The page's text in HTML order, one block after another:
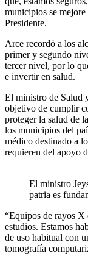
municipios se
Presidente.
Arce recordó a los
primer y segundo
tercer nivel, por lo
e invertir en salud.
El ministro de Salud
objetivo de cumplir
proteger la salud de
los municipios del
médico destinado a
requieren del apoyo
El ministro
patria es
“Equipos de rayos X
estudios. Estamos
de uso habitual con
tomografía